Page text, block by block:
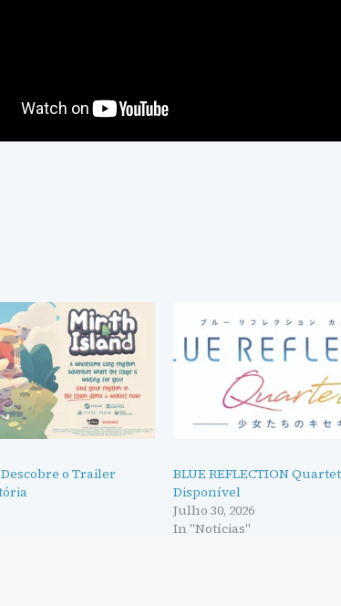
o Trailer
BLUE REFLECTION
Disponível
Julho 30, 2026
In "Notícias"